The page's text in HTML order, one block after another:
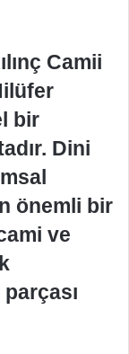
Camii
bir
Dini
önemli bir
ve